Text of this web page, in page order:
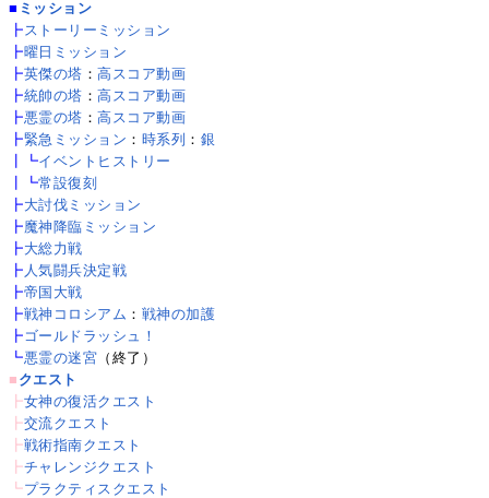
■ ミッション
┣ ストーリーミッション
┣曜日ミッション
┣英傑の塔 ：高スコア動画
┣統帥の塔 ：高スコア動画
┣悪霊の塔 ：高スコア動画
┣緊急ミッション ： 時系列 ： 銀
┃┗イベントヒストリー
┃┗常設復刻
┣大討伐ミッション
┣魔神降臨ミッション
┣大総力戦
┣ 人気闘兵決定戦
┣帝国大戦
┣戦神コロシアム ： 戦神の加護
┣ ゴールドラッシュ！
┗悪霊の迷宮 （終了）
■ クエスト
┣女神の復活クエスト
┣交流クエスト
┣戦術指南クエスト
┣チャレンジクエスト
┗プラクティスクエスト